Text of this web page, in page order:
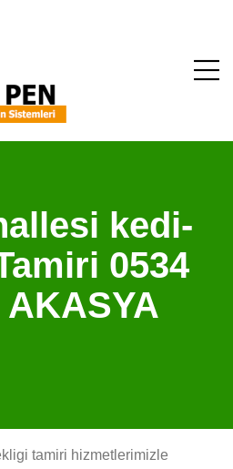
kedi-
0534
AKASYA
tamiri hizmetlerimizle